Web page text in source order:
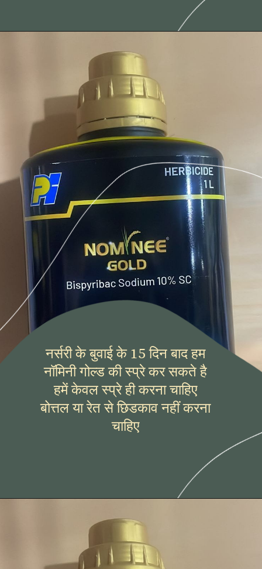
नर्सरी के बुवाई के 15 दिन बाद हम
नॉमिनी गोल्ड की स्प्रे कर सकते है
हमें केवल स्प्रे ही करना चाहिए
बोत्तल या रेत से छिडकाव नहीं करना
चाहिए